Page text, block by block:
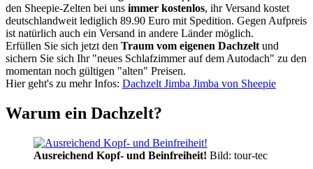
den Sheepie-Zelten bei uns immer kostenlos, ihr Versand kostet
deutschlandweit lediglich 89.90 Euro mit Spedition. Gegen Aufpreis
ist natürlich auch ein Versand in andere Länder möglich.
Erfüllen Sie sich jetzt den Traum vom eigenen Dachzelt und
sichern Sie sich Ihr "neues Schlafzimmer auf dem Autodach" zu den
momentan noch gültigen "alten" Preisen.
Hier geht's zu mehr Infos: Dachzelt Jimba Jimba von Sheepie
Warum ein Dachzelt?
Ausreichend Kopf- und Beinfreiheit! Bild: tour-tec